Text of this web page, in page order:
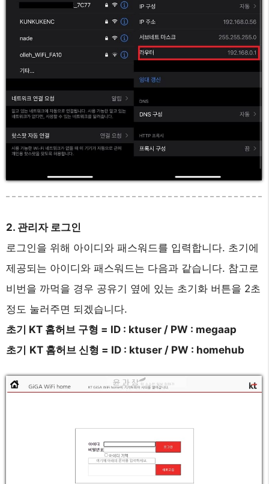
2. 관리자 로그인
로그인을 위해 아이디와 패스워드를 입력합니다. 초기에
제공되는 아이디와 패스워드는 다음과 같습니다. 참고로
비번을 까먹을 경우 공유기 옆에 있는 초기화 버튼을 2초
정도 눌러주면 되겠습니다.
초기 KT 홈허브 구형 = ID : ktuser / PW : megaap
초기
KT 홈허브 신형 = ID : ktuser / PW : homehub